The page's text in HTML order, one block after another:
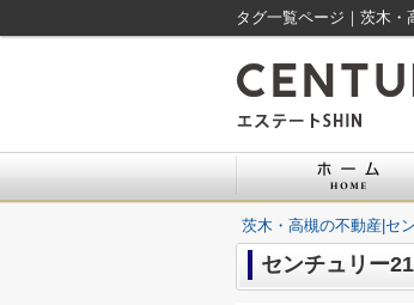
タグ一覧ページ｜茨木・
茨木・高槻の不動産|セ
センチュリー